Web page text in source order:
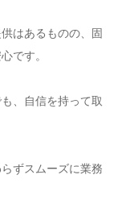
はあるものの、固
です。
、自信を持って取
ずスムーズに業務